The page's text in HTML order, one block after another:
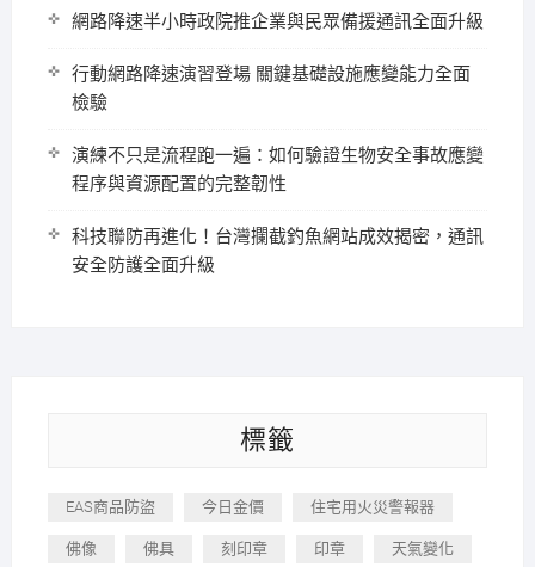
網路降速半小時政院推企業與民眾備援通訊全面升級
行動網路降速演習登場 關鍵基礎設施應變能力全面
檢驗
演練不只是流程跑一遍：如何驗證生物安全事故應變
程序與資源配置的完整韌性
科技聯防再進化！台灣攔截釣魚網站成效揭密，通訊
安全防護全面升級
標籤
EAS商品防盜 今日金價 住宅用火災警報器
佛像 佛具 刻印章 印章 天氣變化